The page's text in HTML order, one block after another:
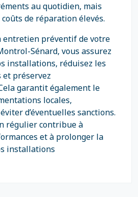
au quotidien, mais
de réparation élevés.
entretien préventif de votre
Sénard, vous assurez
installations, réduisez les
préservez
garantit également le
locales,
d’éventuelles sanctions.
régulier contribue à
et à prolonger la
installations